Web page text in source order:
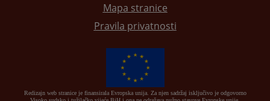
Mapa stranice
Pravila privatnosti
Redizajn web stranice je finansirala Evropska unija. Za njen sadržaj isključivo je odgovorno